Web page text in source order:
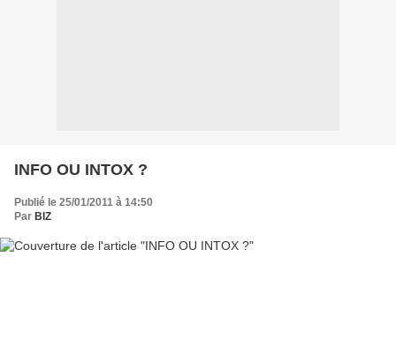
INFO OU INTOX ?
Publié le 25/01/2011 à 14:50
Par BIZ